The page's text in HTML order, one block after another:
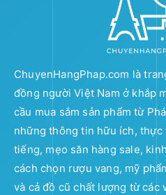
ChuyenHangPhap.com là
đồng người Việt Nam ở khắp
cầu mua sắm sản phẩm từ
những thông tin hữu ích,
tiếng, mẹo săn hàng sale,
cách chọn rượu vang, mỹ
và cả đồ cũ chất lượng từ các